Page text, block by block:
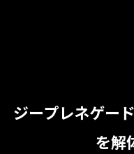
ジープレネゲー
を解